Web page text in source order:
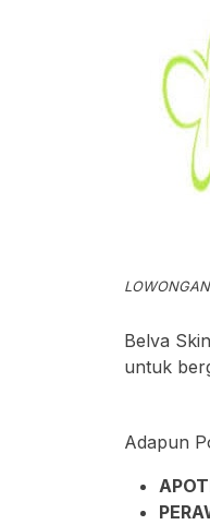
Belva
untuk
Adapun